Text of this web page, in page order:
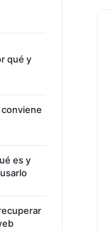
qué y
conviene
es y